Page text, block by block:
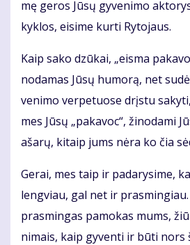
mę ge­ros Jū­sų gy­ve­ni­mo
kyk­los, ei­si­me kur­ti Ry­to­jaus.
Kaip sa­ko dzū­kai, „eis­ma
no­da­mas Jū­sų hu­mo­rą, net
ve­ni­mo ver­pe­tuo­se drįs­tu
mes Jū­sų „pa­ka­voc“, ži­no­da­mi
aša­rų, ki­taip jums nė­ra ko čia
Ge­rai, mes taip ir pa­da­ry­si­me,
leng­viau, gal net ir
pra­smin­gas pa­mo­kas mums,
ni­mais, kaip gy­ven­ti ir bū­ti